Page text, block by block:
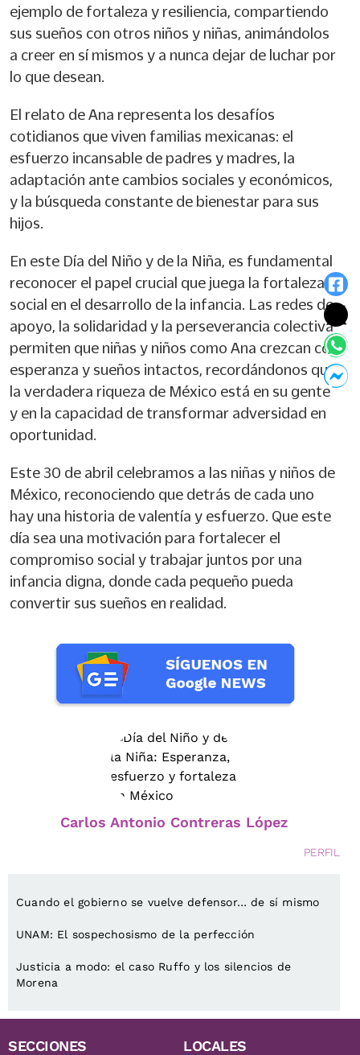
Carlos Antonio Contreras López
PERFIL
Cuando el gobierno se vuelve defensor… de sí mismo
UNAM: El sospechosismo de la perfección
Justicia a modo: el caso Ruffo y los silencios de
Morena
ejemplo de fortaleza y resiliencia, compartiendo
sus sueños con otros niños y niñas, animándolos
a creer en sí mismos y a nunca dejar de luchar por
lo que desean.
El relato de Ana representa los desafíos
cotidianos que viven familias mexicanas: el
esfuerzo incansable de padres y madres, la
adaptación ante cambios sociales y económicos,
y la búsqueda constante de bienestar para sus
hijos.
En este Día del Niño y de la Niña, es fundamental
reconocer el papel crucial que juega la fortaleza
social en el desarrollo de la infancia. Las redes de
apoyo, la solidaridad y la perseverancia colectiva
permiten que niñas y niños como Ana crezcan con
esperanza y sueños intactos, recordándonos que
la verdadera riqueza de México está en su gente
y en la capacidad de transformar adversidad en
oportunidad.
Este 30 de abril celebramos a las niñas y niños de
México, reconociendo que detrás de cada uno
hay una historia de valentía y esfuerzo. Que este
día sea una motivación para fortalecer el
compromiso social y trabajar juntos por una
infancia digna, donde cada pequeño pueda
convertir sus sueños en realidad.
SECCIONES LOCALES